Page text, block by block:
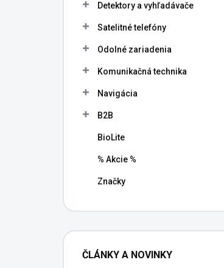
Detektory a vyhľadávače
Satelitné telefóny
Odolné zariadenia
Komunikačná technika
Navigácia
B2B
BioLite
% Akcie %
Značky
ČLÁNKY A NOVINKY